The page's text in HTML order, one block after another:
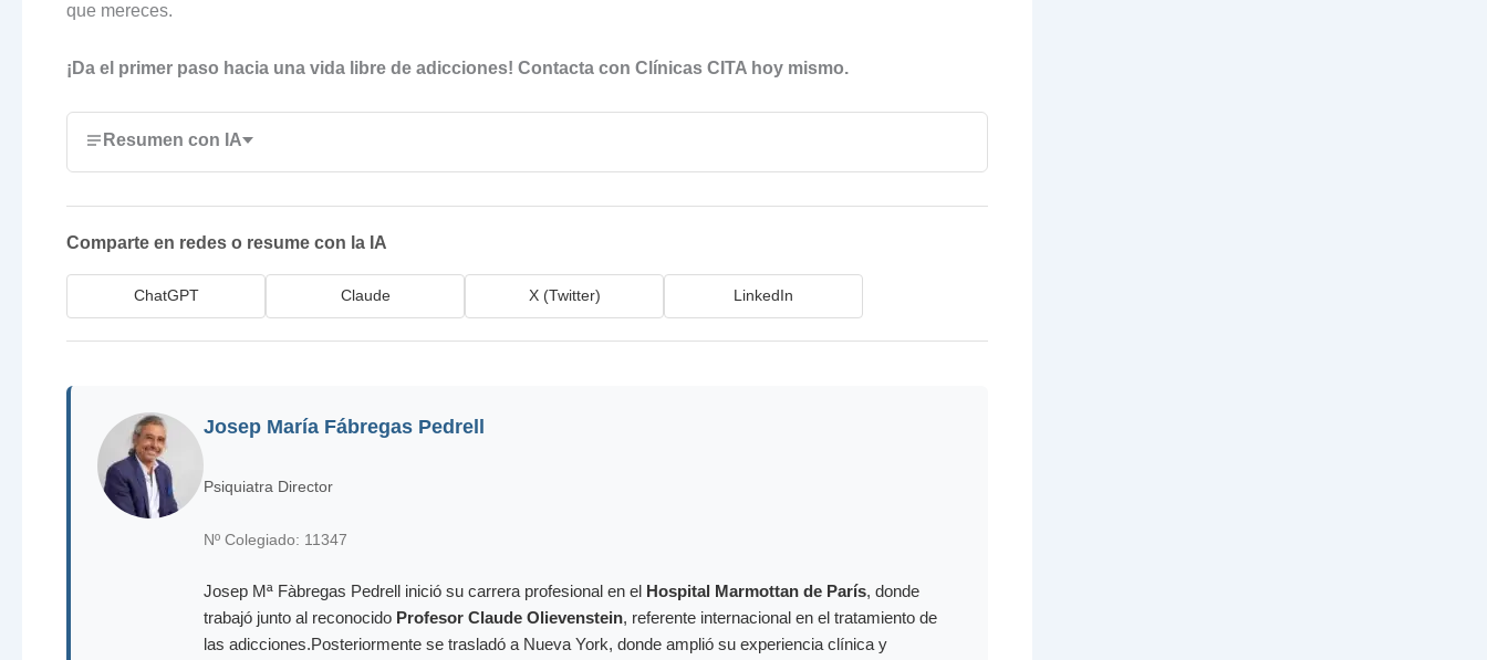
que mereces.
¡Da el primer paso hacia una vida libre de adicciones! Contacta con Clínicas CITA hoy mismo.
Resumen con IA
Comparte en redes o resume con la IA
ChatGPT Claude X (Twitter) LinkedIn
Josep María Fábregas Pedrell
Psiquiatra Director
Nº Colegiado: 11347
Josep Mª Fàbregas Pedrell inició su carrera profesional en el Hospital Marmottan de París, donde
trabajó junto al reconocido Profesor Claude Olievenstein, referente internacional en el tratamiento de
las adicciones.Posteriormente se trasladó a Nueva York, donde amplió su experiencia clínica y